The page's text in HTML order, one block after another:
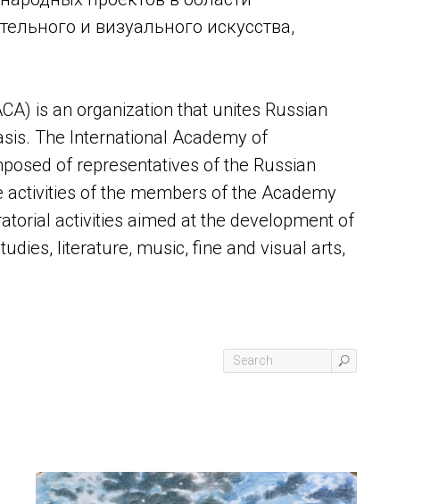
и визуального искусства,
is an organization that unites Russian
The International Academy of
of representatives of the Russian
of the members of the Academy
activities aimed at the development of
literature, music, fine and visual arts,